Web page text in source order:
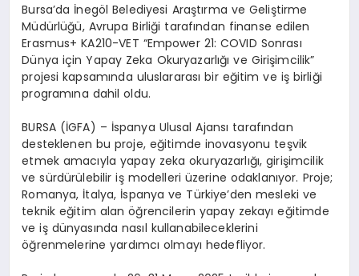
Bursa’da İnegöl Belediyesi Araştırma ve Geliştirme
Müdürlüğü, Avrupa Birliği tarafından finanse edilen
Erasmus+ KA210-VET “Empower 21: COVID Sonrası
Dünya için Yapay Zeka Okuryazarlığı ve Girişimcilik”
projesi kapsamında uluslararası bir eğitim ve iş birliği
programına dahil oldu.
BURSA (İGFA) – İspanya Ulusal Ajansı tarafından
desteklenen bu proje, eğitimde inovasyonu teşvik
etmek amacıyla yapay zeka okuryazarlığı, girişimcilik
ve sürdürülebilir iş modelleri üzerine odaklanıyor. Proje;
Romanya, İtalya, İspanya ve Türkiye’den mesleki ve
teknik eğitim alan öğrencilerin yapay zekayı eğitimde
ve iş dünyasında nasıl kullanabileceklerini
öğrenmelerine yardımcı olmayı hedefliyor.